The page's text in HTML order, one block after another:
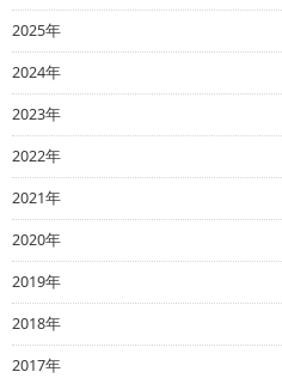
2025年
2024年
2023年
2022年
2021年
2020年
2019年
2018年
2017年